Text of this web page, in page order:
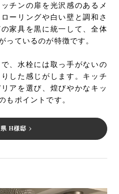
チンの扉を光沢感のあるメ
ーリングや白い壁と調和さ
家具を黒に統一して、全体
っているのが特徴です。
、水栓には取っ手がないの
した感じがします。キッチ
アを選び、煌びやかなキッ
もポイントです。
H様邸